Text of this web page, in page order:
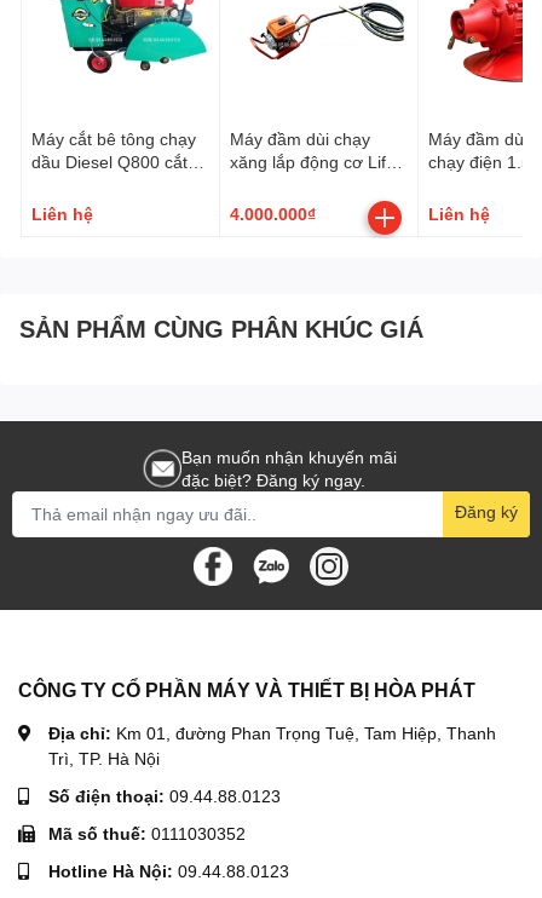
Máy cắt bê tông chạy
dầu Diesel Q800 cắt
trợ lực)
Liên hệ
Máy đầm dùi chạy
xăng lắp động cơ Lifan
4.000.000₫
Máy đầm dùi
chạy điện
Liên hệ
SẢN PHẨM CÙNG PHÂN KHÚC GIÁ
Bạn muốn nhận khuyến mãi
đặc biệt? Đăng ký ngay.
Đăng ký
CÔNG TY CỔ PHẦN MÁY VÀ THIẾT BỊ HÒA PHÁT
Địa chỉ: Km 01, đường Phan Trọng Tuệ, Tam Hiệp, Thanh
Trì, TP. Hà Nội
Số điện thoại: 09.44.88.0123
Mã số thuế: 0111030352
Hotline Hà Nội: 09.44.88.0123